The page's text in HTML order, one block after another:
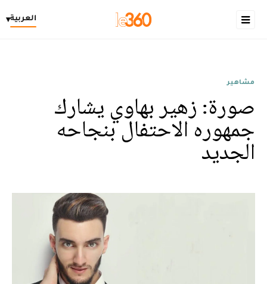
العربية▾
مشاهير
صورة: زهير بهاوي يشارك
جمهوره الاحتفال بنجاحه
الجديد